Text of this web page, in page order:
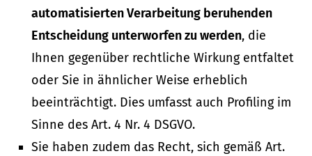
automatisierten Verarbeitung beruhenden
Entscheidung unterworfen zu werden, die
Ihnen gegenüber rechtliche Wirkung entfaltet
oder Sie in ähnlicher Weise erheblich
beeinträchtigt. Dies umfasst auch Profiling im
Sinne des Art. 4 Nr. 4 DSGVO.
Sie haben zudem das Recht, sich gemäß Art.